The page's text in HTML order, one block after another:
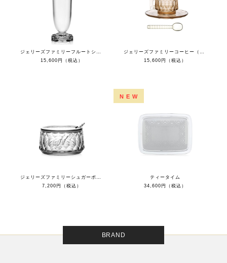
ジェリーズファミリーフルートシャンパン(４個セット）
15,600円（税込）
ジェリーズファミリーコーヒー（４セット）
15,600円（税込）
ジェリーズファミリーシュガーポット
7,200円（税込）
NEW
ティータイム
34,600円（税込）
BRAND